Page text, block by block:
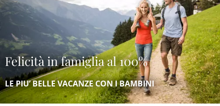
Felicità in famiglia al 100%
LE PIU’ BELLE VACANZE CON I BAMBINI